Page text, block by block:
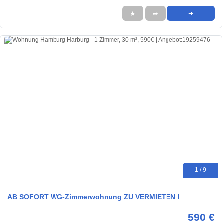
★ ➦ ➜
1 / 9
AB SOFORT WG-Zimmerwohnung ZU VERMIETEN !
590 €